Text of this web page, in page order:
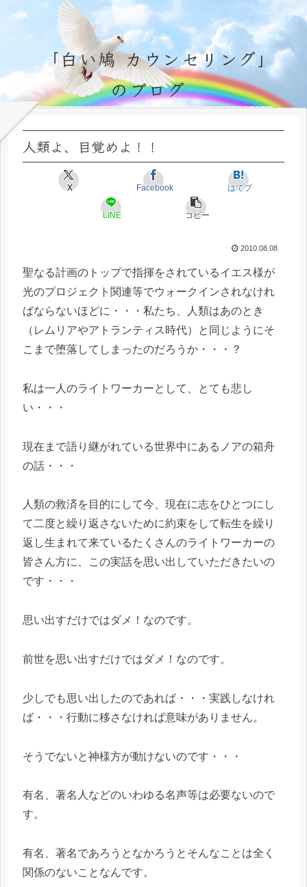
「白い鳩 カウンセリング」
のブログ
人類よ、目覚めよ！！
X Facebook はてブ
LINE コピー
2010.08.08
聖なる計画のトップで指揮をされているイエス様が
光のプロジェクト関連等でウォークインされなけれ
ばならないほどに・・・私たち、人類はあのとき
（レムリアやアトランティス時代）と同じようにそ
こまで堕落してしまったのだろうか・・・？
私は一人のライトワーカーとして、とても悲し
い・・・
現在まで語り継がれている世界中にあるノアの箱舟
の話・・・
人類の救済を目的にして今、現在に志をひとつにし
て二度と繰り返さないために約束をして転生を繰り
返し生まれて来ているたくさんのライトワーカーの
皆さん方に、この実話を思い出していただきたいの
です・・・
思い出すだけではダメ！なのです。
前世を思い出すだけではダメ！なのです。
少しでも思い出したのであれば・・・実践しなけれ
ば・・・行動に移さなければ意味がありません。
そうでないと神様方が動けないのです・・・
有名、著名人などのいわゆる名声等は必要ないので
す。
有名、著名であろうとなかろうとそんなことは全く
関係のないことなんです。